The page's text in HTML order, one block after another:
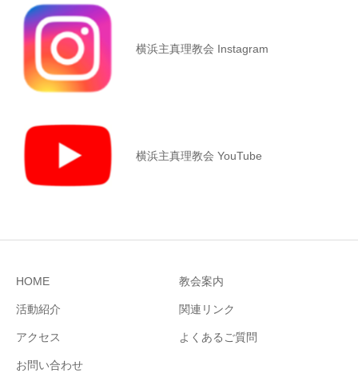
横浜主真理教会 Instagram
横浜主真理教会 YouTube
HOME 教会案内
活動紹介 関連リンク
アクセス よくあるご質問
お問い合わせ